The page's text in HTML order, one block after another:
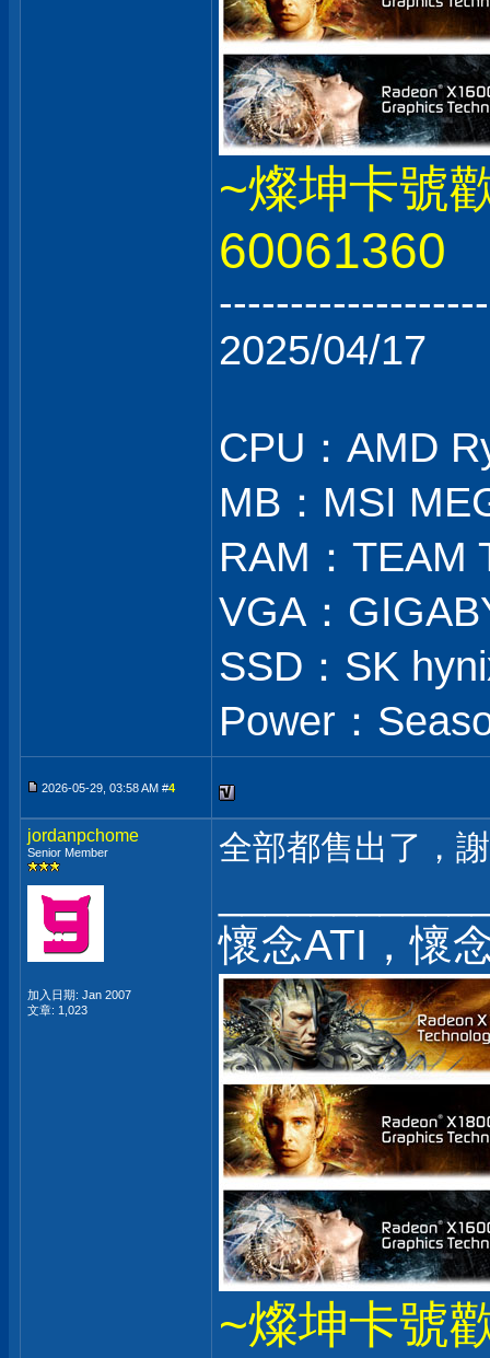
~燦坤卡號
60061360
2025/04/17
CPU：AMD
MB：MSI
RAM：TEAM
VGA：
SSD：SK
Power：
2026-05-29, 03:58 AM #4
jordanpchome
Senior Member
加入日期: Jan 2007
文章: 1,023
全部都售出了，
懷念ATI，懷
~燦坤卡號